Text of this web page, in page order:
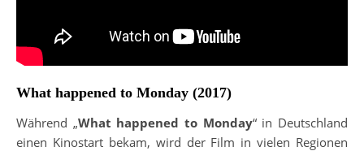
What happened to Monday (2017)
Während „What happened to Monday“ in Deutschland
einen Kinostart bekam, wird der Film in vielen Regionen